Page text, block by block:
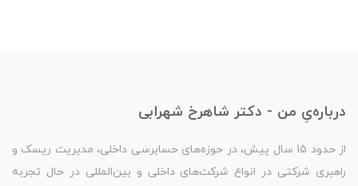
درباره‌یِ من - دکتر شاهرخ شهرابی
از حدود 15 سال پیش، در حوزه‌های حسابرسی داخلی، مدیریت ریسک و
راهبری شرکتی در انواع شرکت‌های داخلی و بین‌المللی در حال تجربه